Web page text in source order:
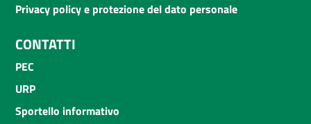
Privacy policy e protezione del dato personale
CONTATTI
PEC
URP
Sportello informativo